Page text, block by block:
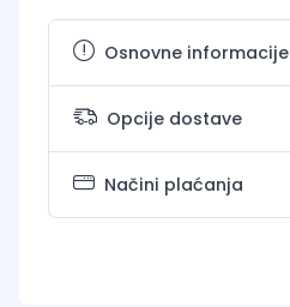
Osnovne informacije
Opcije dostave
Načini plaćanja